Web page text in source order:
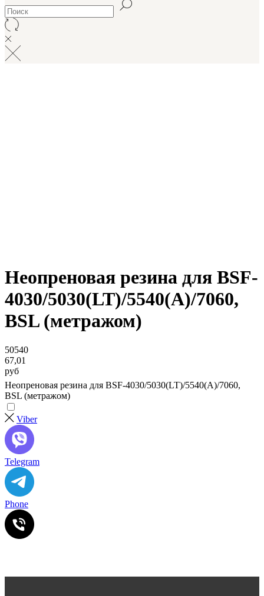
Неопреновая резина для BSF-
4030/5030(LT)/5540(А)/7060,
BSL (метражом)
50540
67,01
руб
Неопреновая резина для BSF-4030/5030(LT)/5540(А)/7060,
BSL (метражом)
Viber
Telegram
Phone